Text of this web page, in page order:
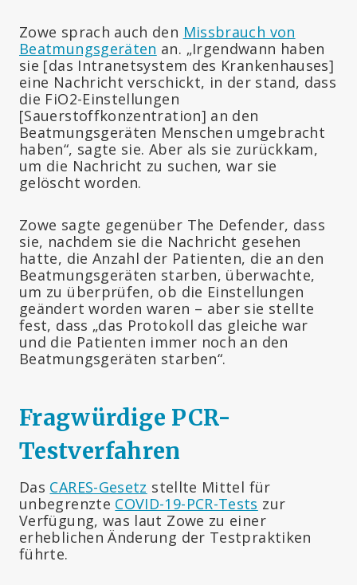
Zowe sprach auch den Missbrauch von
Beatmungsgeräten an. „Irgendwann haben
sie [das Intranetsystem des Krankenhauses]
eine Nachricht verschickt, in der stand, dass
die FiO2-Einstellungen
[Sauerstoffkonzentration] an den
Beatmungsgeräten Menschen umgebracht
haben“, sagte sie. Aber als sie zurückkam,
um die Nachricht zu suchen, war sie
gelöscht worden.
Zowe sagte gegenüber The Defender, dass
sie, nachdem sie die Nachricht gesehen
hatte, die Anzahl der Patienten, die an den
Beatmungsgeräten starben, überwachte,
um zu überprüfen, ob die Einstellungen
geändert worden waren – aber sie stellte
fest, dass „das Protokoll das gleiche war
und die Patienten immer noch an den
Beatmungsgeräten starben“.
Fragwürdige PCR-
Testverfahren
Das CARES-Gesetz stellte Mittel für
unbegrenzte COVID-19-PCR-Tests zur
Verfügung, was laut Zowe zu einer
erheblichen Änderung der Testpraktiken
führte.